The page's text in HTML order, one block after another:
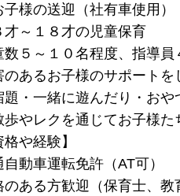
子様の送迎（社有車使用）
才～１８才の児童保育
数５～１０名程度、指導員
のあるお子様のサポートを
題・一緒に遊んだり・おや
やレクを通じてお子様た
格や経験】
自動車運転免許（AT可）
のある方歓迎（保育士、